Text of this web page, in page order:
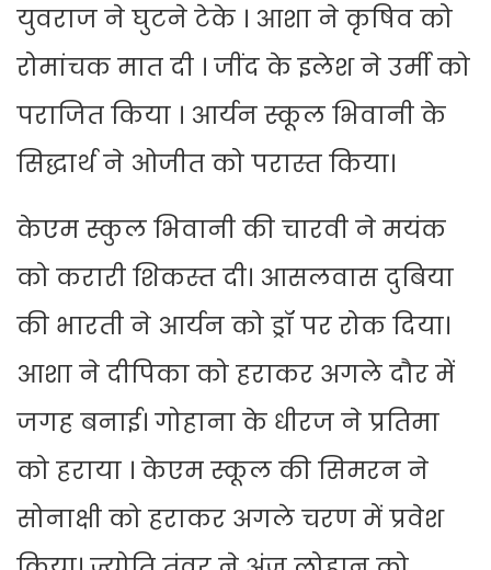
युवराज ने घुटने टेके । आशा ने कृषिव को
रोमांचक मात दी । जींद के इलेश ने उर्मी को
पराजित किया । आर्यन स्कूल भिवानी के
सिद्धार्थ ने ओजीत को परास्त किया।
केएम स्कुल भिवानी की चारवी ने मयंक
को करारी शिकस्त दी। आसलवास दुबिया
की भारती ने आर्यन को ड्रॉ पर रोक दिया।
आशा ने दीपिका को हराकर अगले दौर में
जगह बनाई। गोहाना के धीरज ने प्रतिमा
को हराया । केएम स्कूल की सिमरन ने
सोनाक्षी को हराकर अगले चरण में प्रवेश